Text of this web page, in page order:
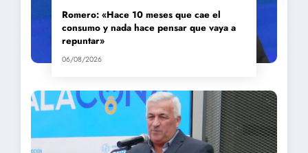
Romero: «Hace 10 meses que cae el
consumo y nada hace pensar que vaya a
repuntar»
06/08/2026